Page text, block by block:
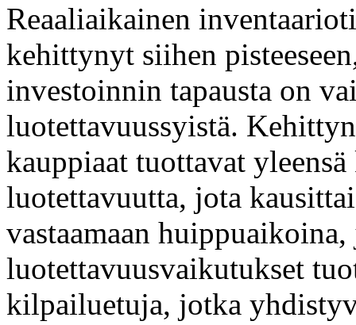
Reaaliaikainen
kehittynyt siihen
investoinnin tapausta on
luotettavuussyistä.
kauppiaat tuottavat
luotettavuutta, jota
vastaamaan
luotettavuusvaikutukset
kilpailuetuja, jotka